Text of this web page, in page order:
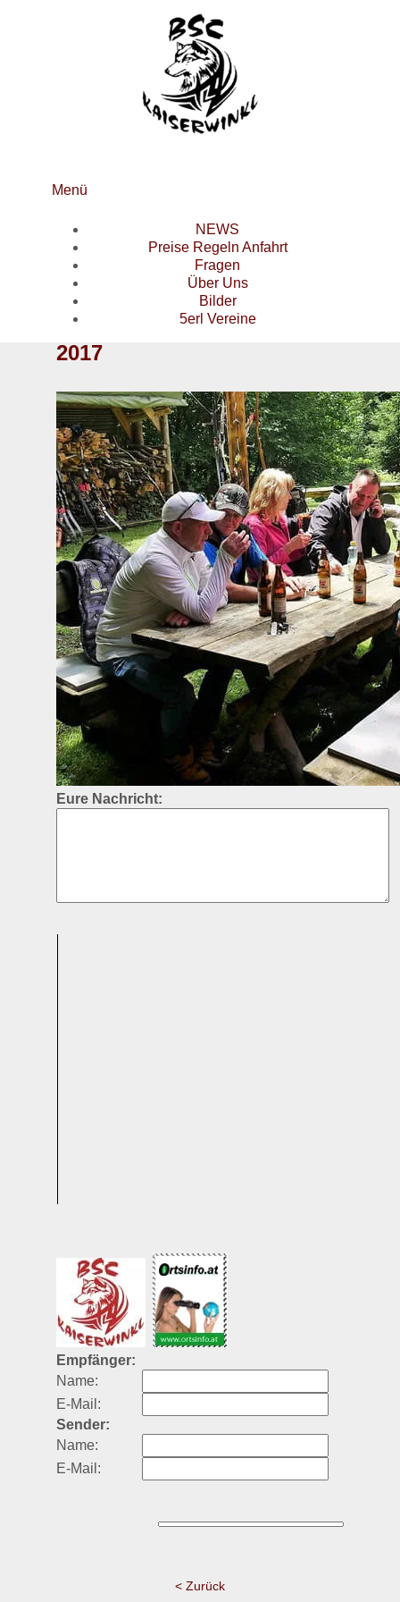
Menü
NEWS
Preise Regeln Anfahrt
Fragen
Über Uns
Bilder
5erl Vereine
2017
Eure Nachricht:
Empfänger:
Name:
E-Mail:
Sender:
Name:
E-Mail:
< Zurück